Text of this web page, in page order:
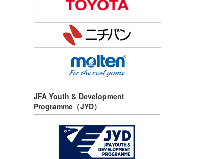
JFA Youth & Development
Programme（JYD）